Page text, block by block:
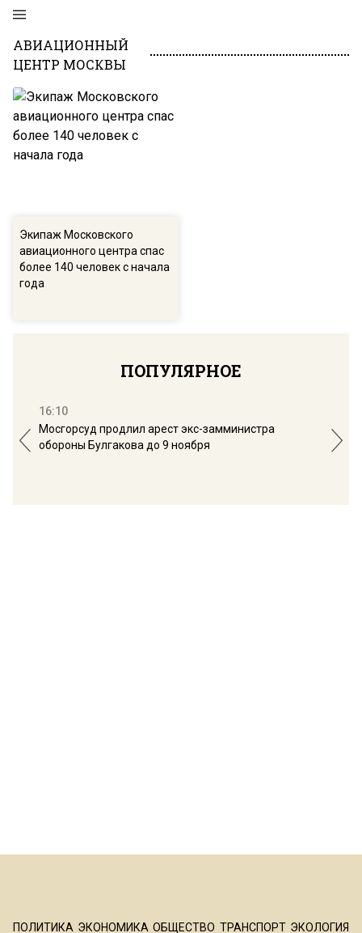
АВИАЦИОННЫЙ
ЦЕНТР МОСКВЫ
Экипаж Московского
авиационного центра спас
более 140 человек с начала
года
ПОПУЛЯРНОЕ
16:10
Мосгорсуд продлил арест экс-замминистра
обороны Булгакова до 9 ноября
ПОЛИТИКА ЭКОНОМИКА ОБЩЕСТВО ТРАНСПОРТ ЭКОЛОГИЯ